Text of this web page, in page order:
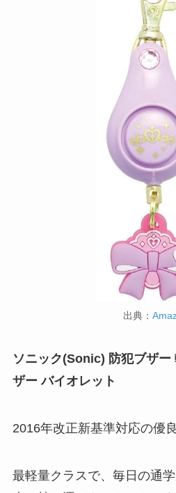
出典：
ソニック(Sonic) 防犯ブザー
ザー バイオレット
2016年改正新基準対応の優
最軽量クラスで、毎日の通